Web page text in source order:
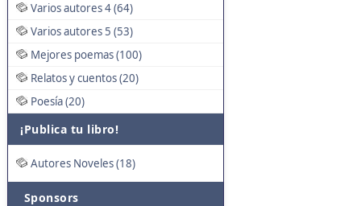
Varios autores 4 (64)
Varios autores 5 (53)
Mejores poemas (100)
Relatos y cuentos (20)
Poesía (20)
¡Publica tu libro!
Autores Noveles (18)
Sponsors